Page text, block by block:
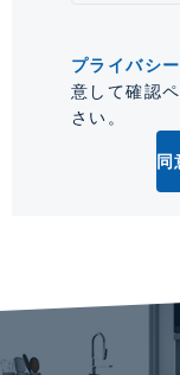
取引形態
情報更新日
プライバシ
意して確認
さい。
同